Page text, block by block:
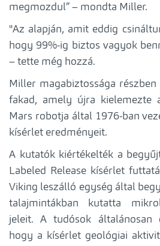
megmozdul” – mondta Miller.
"Az alapján, amit eddig
hogy 99%-ig biztos vagyok
– tette még hozzá.
Miller magabiztossága
fakad, amely újra kielemezte
Mars robotja által 1976-ban
kísérlet eredményeit.
A kutatók kiértékelték a
Labeled Release kísérlet
Viking leszálló egység által
talajmintákban kutatta
jeleit. A tudósok általánosan
hogy a kísérlet geológiai